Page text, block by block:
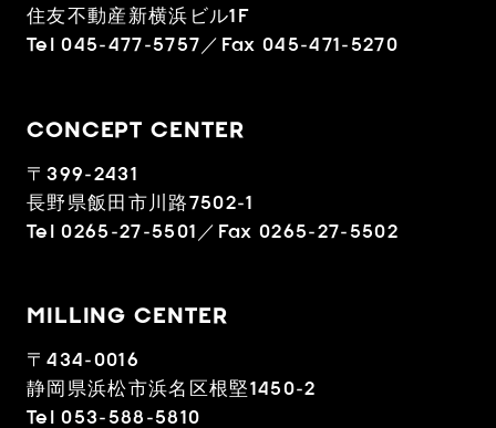
住友不動産新横浜ビル1F
Tel 045-477-5757／Fax 045-471-5270
CONCEPT CENTER
〒399-2431
長野県飯田市川路7502-1
Tel 0265-27-5501／Fax 0265-27-5502
MILLING CENTER
〒434-0016
静岡県浜松市浜名区根堅1450-2
Tel 053-588-5810